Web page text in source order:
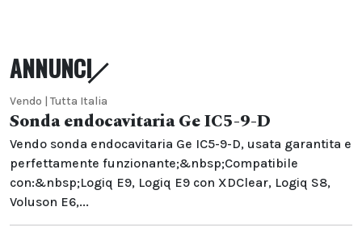
ANNUNCI
Vendo | Tutta Italia
Sonda endocavitaria Ge IC5-9-D
Vendo sonda endocavitaria Ge IC5-9-D, usata garantita e
perfettamente funzionante;&nbsp;Compatibile
con:&nbsp;Logiq E9, Logiq E9 con XDClear, Logiq S8,
Voluson E6,...